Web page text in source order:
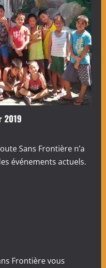
2019
Sans Frontière n’a
événements actuels.
Frontière vous